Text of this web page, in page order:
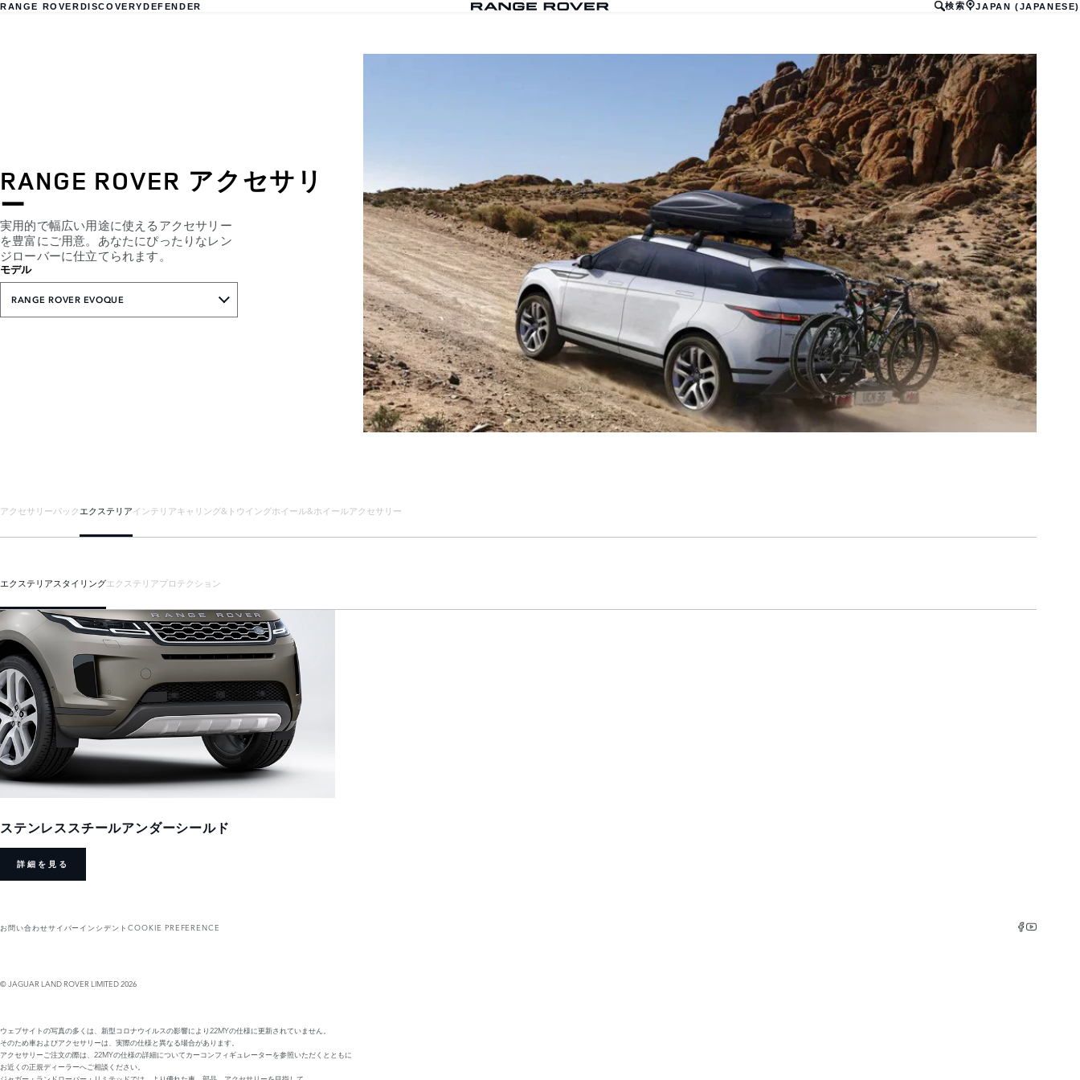
RANGE ROVERDISCOVERYDEFENDER 検索 JAPAN (JAPANESE)
RANGE ROVER アクセサリ
ー
実用的で幅広い用途に使えるアクセサリー
を豊富にご用意。あなたにぴったりなレン
ジローバーに仕立てられます。
モデル
RANGE ROVER EVOQUE
アクセサリーパックエクステリアインテリアキャリング&トウイングホイール&ホイールアクセサリー
エクステリアスタイリングエクステリアプロテクション
ステンレススチールアンダーシールド
詳細を見る
お問い合わせサイバーインシデントCOOKIE PREFERENCE
© JAGUAR LAND ROVER LIMITED 2026
ウェブサイトの写真の多くは、新型コロナウイルスの影響により22MYの仕様に更新されていません。
そのため車およびアクセサリーは、実際の仕様と異なる場合があります。
アクセサリーご注文の際は、22MYの仕様の詳細についてカーコンフィギュレーターを参照いただくとともに
お近くの正規ディーラーへご相談ください。